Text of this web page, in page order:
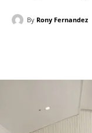
By Rony Fernandez